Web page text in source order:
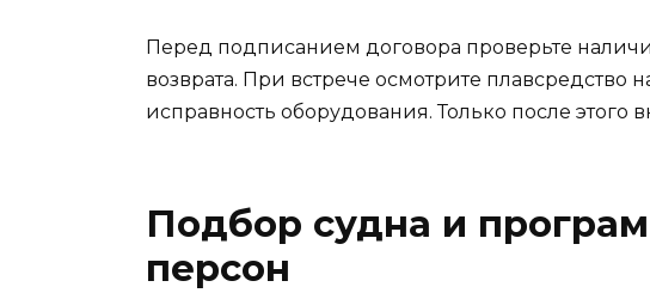
Перед подписанием договора проверьте
возврата. При встрече осмотрите плавсредство
исправность оборудования. Только после этого
Подбор судна и
персон